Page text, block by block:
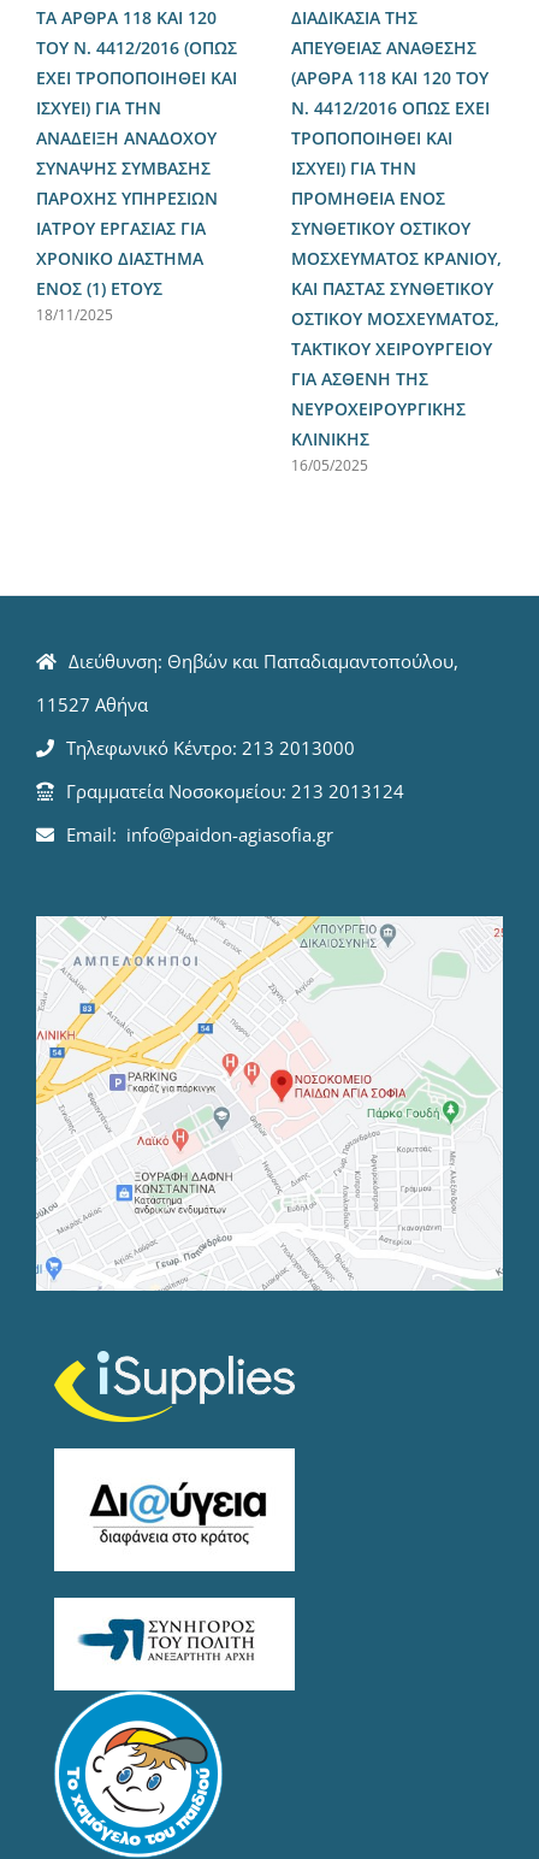
ΤΑ ΑΡΘΡΑ 118 ΚΑΙ 120
ΤΟΥ Ν. 4412/2016 (ΟΠΩΣ
ΕΧΕΙ ΤΡΟΠΟΠΟΙΗΘΕΙ ΚΑΙ
ΙΣΧΥΕΙ) ΓΙΑ ΤΗΝ
ΑΝΑΔΕΙΞΗ ΑΝΑΔΟΧΟΥ
ΣΥΝΑΨΗΣ ΣΥΜΒΑΣΗΣ
ΠΑΡΟΧΗΣ ΥΠΗΡΕΣΙΩΝ
ΙΑΤΡΟΥ ΕΡΓΑΣΙΑΣ ΓΙΑ
ΧΡΟΝΙΚΟ ΔΙΑΣΤΗΜΑ
ΕΝΟΣ (1) ΕΤΟΥΣ
18/11/2025
ΔΙΑΔΙΚΑΣΙΑ ΤΗΣ
ΑΠΕΥΘΕΙΑΣ ΑΝΑΘΕΣΗΣ
(ΑΡΘΡΑ 118 ΚΑΙ 120 ΤΟΥ
Ν. 4412/2016 ΟΠΩΣ ΕΧΕΙ
ΤΡΟΠΟΠΟΙΗΘΕΙ ΚΑΙ
ΙΣΧΥΕΙ) ΓΙΑ ΤΗΝ
ΠΡΟΜΗΘΕΙΑ ΕΝΟΣ
ΣΥΝΘΕΤΙΚΟΥ ΟΣΤΙΚΟΥ
ΜΟΣΧΕΥΜΑΤΟΣ ΚΡΑΝΙΟΥ,
ΚΑΙ ΠΑΣΤΑΣ ΣΥΝΘΕΤΙΚΟΥ
ΟΣΤΙΚΟΥ ΜΟΣΧΕΥΜΑΤΟΣ,
ΤΑΚΤΙΚΟΥ ΧΕΙΡΟΥΡΓΕΙΟΥ
ΓΙΑ ΑΣΘΕΝΗ ΤΗΣ
ΝΕΥΡΟΧΕΙΡΟΥΡΓΙΚΗΣ
ΚΛΙΝΙΚΗΣ
16/05/2025
Διεύθυνση: Θηβών και Παπαδιαμαντοπούλου,
11527 Αθήνα
Τηλεφωνικό Κέντρο: 213 2013000
Γραμματεία Νοσοκομείου: 213 2013124
Email: info@paidon-agiasofia.gr